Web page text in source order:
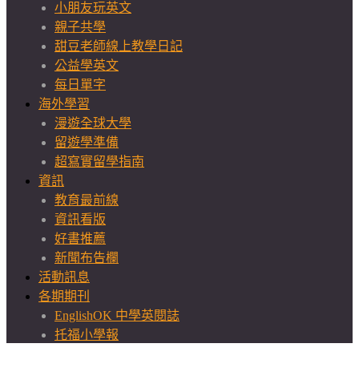
小朋友玩英文
親子共學
甜豆老師線上教學日記
公益學英文
每日單字
海外學習
漫遊全球大學
留遊學準備
超寫實留學指南
資訊
教育最前線
資訊看版
好書推薦
新聞布告欄
活動訊息
各期期刊
EnglishOK 中學英閱誌
托福小學報